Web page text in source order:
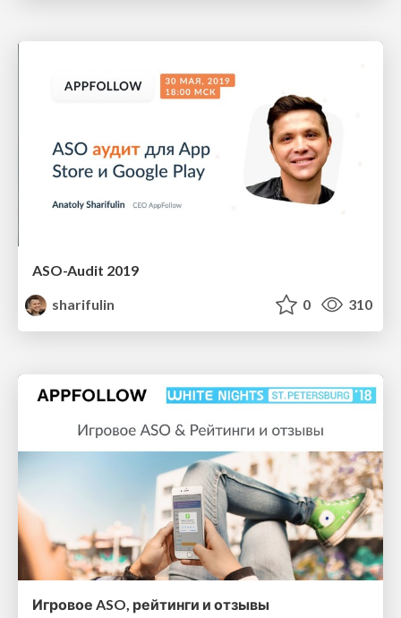
ASO-Audit 2019
sharifulin
0 310
Игровое ASO, рейтинги и отзывы